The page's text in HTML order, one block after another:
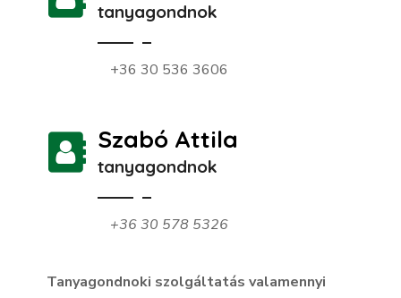
tanyagondnok
+36 30 536 3606
Szabó Attila
tanyagondnok
+36 30 578 5326
Tanyagondnoki szolgáltatás valamennyi